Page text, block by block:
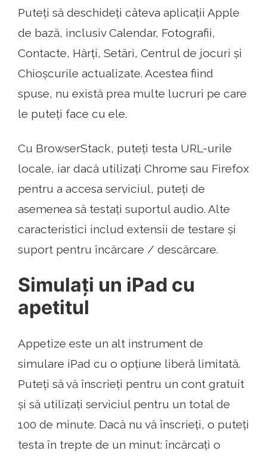
Puteți să deschideți câteva aplicații Apple
de bază, inclusiv Calendar, Fotografii,
Contacte, Hărți, Setări, Centrul de jocuri și
Chioșcurile actualizate. Acestea fiind
spuse, nu există prea multe lucruri pe care
le puteți face cu ele.
Cu BrowserStack, puteți testa URL-urile
locale, iar dacă utilizați Chrome sau Firefox
pentru a accesa serviciul, puteți de
asemenea să testați suportul audio. Alte
caracteristici includ extensii de testare și
suport pentru încărcare / descărcare.
Simulați un iPad cu
apetitul
Appetize este un alt instrument de
simulare iPad cu o opțiune liberă limitată.
Puteți să vă înscrieți pentru un cont gratuit
și să utilizați serviciul pentru un total de
100 de minute. Dacă nu vă înscrieți, o puteți
testa în trepte de un minut: încărcați o